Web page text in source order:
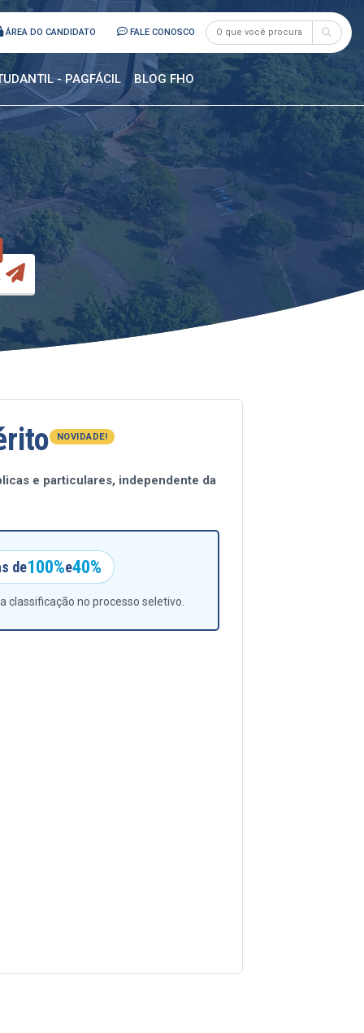
ÁREA DO CANDIDATO FALE CONOSCO
- PAGFÁCIL BLOG FHO
NOVIDADE!
e particulares, independente da
de100%e40%
classificação no processo seletivo.